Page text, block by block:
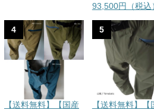
93,500円（税込
4
【送料無料】【国産
5
【送料無料】【